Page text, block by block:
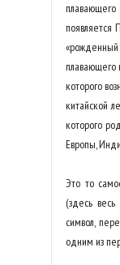
появляется
плавающего
которого
китайской
которого
Европы,
Это то
(здесь весь
символ,
одним из